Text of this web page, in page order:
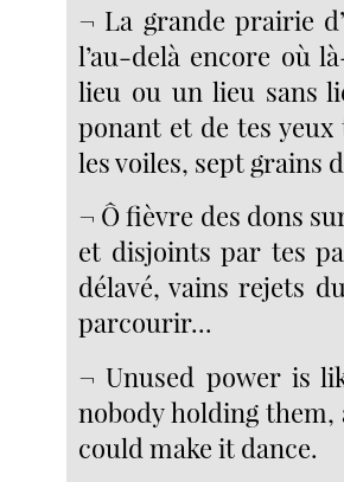
¬ La grande prairie
l’au-delà encore où
lieu ou un lieu sans
ponant et de tes
les voiles, sept grains
¬ Ô fièvre des dons
et disjoints par tes
délavé, vains rejets
parcourir...
¬ Unused power is
nobody holding
could make it dance.